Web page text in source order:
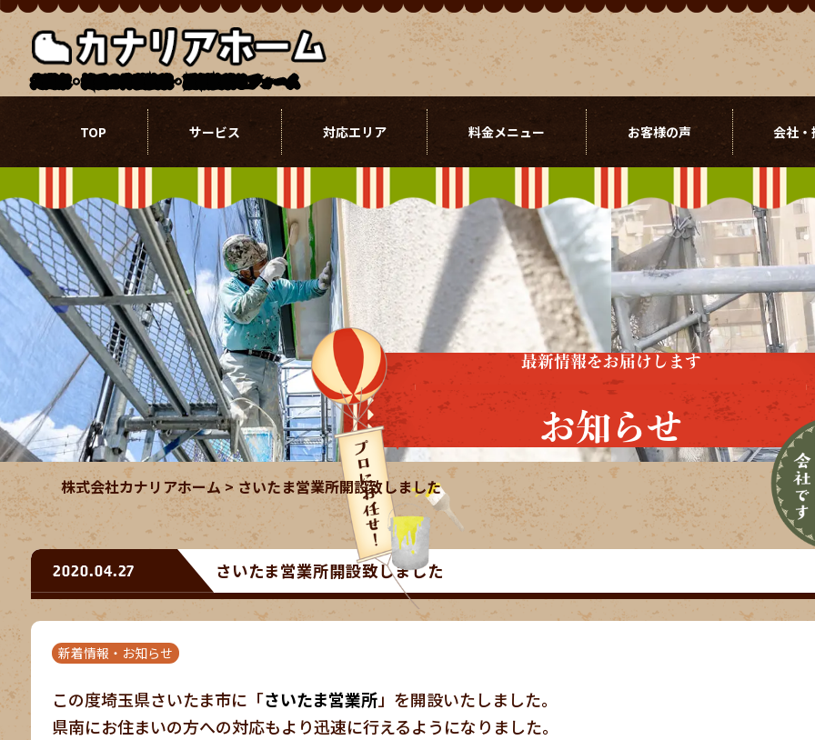
北関東・埼玉の外壁塗装・屋根塗装リフォーム
TOP サービス 対応エリア 料金メニュー お客様の声 会社
最新情報をお届けします
お知らせ
株式会社カナリアホーム>さいたま営業所開設致しました
2020.04.27 さいたま営業所開設致しました
新着情報・お知らせ
この度埼玉県さいたま市に「さいたま営業所」を開設いたしました。
県南にお住まいの方への対応もより迅速に行えるようになりました。